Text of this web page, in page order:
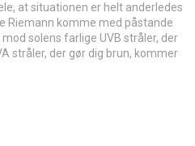
at situationen er helt anderledes
Riemann komme med påstande
solens farlige UVB stråler, der
stråler, der gør dig brun, kommer